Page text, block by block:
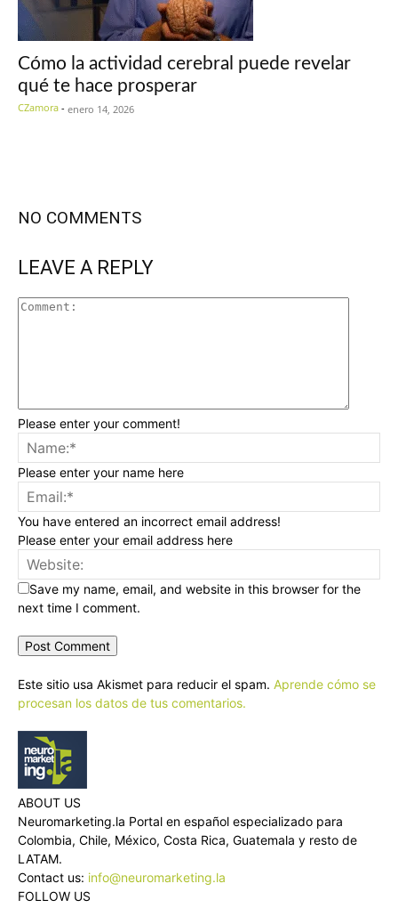
Cómo la actividad cerebral puede revelar
qué te hace prosperar
CZamora - enero 14, 2026
NO COMMENTS
LEAVE A REPLY
Please enter your comment!
Please enter your name here
You have entered an incorrect email address!
Please enter your email address here
Save my name, email, and website in this browser for the
next time I comment.
Este sitio usa Akismet para reducir el spam. Aprende cómo se
procesan los datos de tus comentarios.
ABOUT US
Neuromarketing.la Portal en español especializado para
Colombia, Chile, México, Costa Rica, Guatemala y resto de
LATAM.
Contact us: info@neuromarketing.la
FOLLOW US